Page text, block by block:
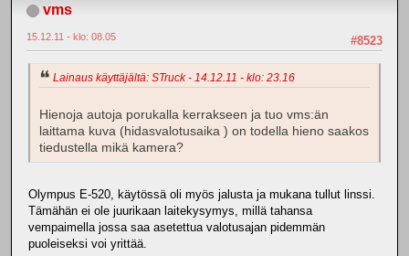
vms
#8523
15.12.11 - klo: 08.05
Lainaus käyttäjältä: STruck - 14.12.11 - klo: 23.16
Hienoja autoja porukalla kerrakseen ja tuo vms:än
laittama kuva (hidasvalotusaika ) on todella hieno saakos
tiedustella mikä kamera?
Olympus E-520, käytössä oli myös jalusta ja mukana tullut linssi.
Tämähän ei ole juurikaan laitekysymys, millä tahansa
vempaimella jossa saa asetettua valotusajan pidemmän
puoleiseksi voi yrittää.